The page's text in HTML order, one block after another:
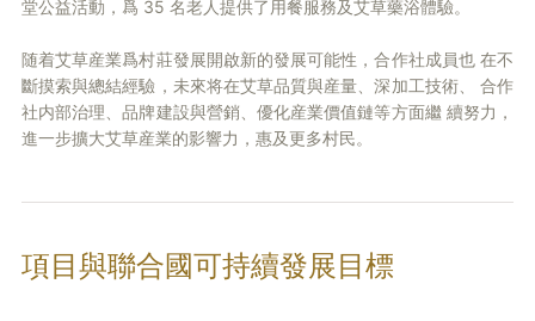
堂公益活動，爲 35 名老人提供了用餐服務及艾草藥浴體驗。
随着艾草産業爲村莊發展開啟新的發展可能性，合作社成員也 在不
斷摸索與總結經驗，未來将在艾草品質與産量、深加工技術、 合作
社内部治理、品牌建設與營銷、優化産業價值鏈等方面繼 續努力，
進一步擴大艾草産業的影響力，惠及更多村民。
項目與聯合國可持續發展目標